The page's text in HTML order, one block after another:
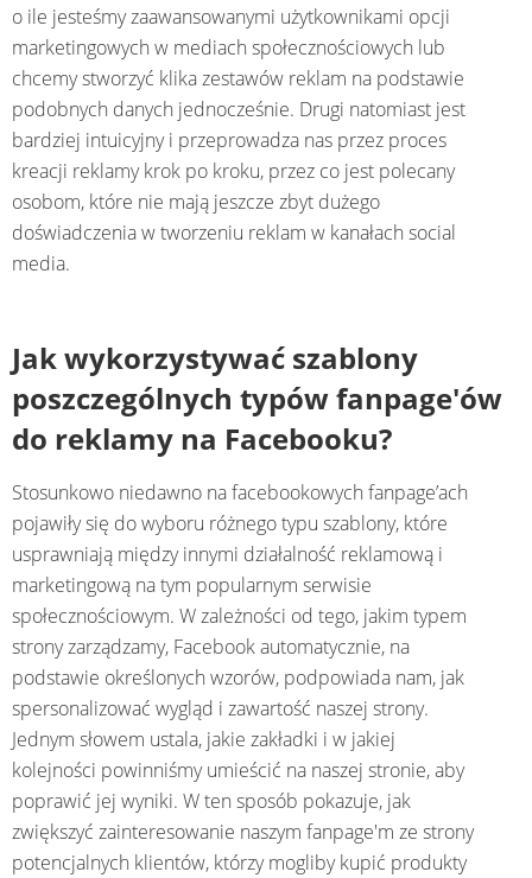
o ile jesteśmy zaawansowanymi użytkownikami opcji
marketingowych w mediach społecznościowych lub
chcemy stworzyć klika zestawów reklam na podstawie
podobnych danych jednocześnie. Drugi natomiast jest
bardziej intuicyjny i przeprowadza nas przez proces
kreacji reklamy krok po kroku, przez co jest polecany
osobom, które nie mają jeszcze zbyt dużego
doświadczenia w tworzeniu reklam w kanałach social
media.
Jak wykorzystywać szablony
poszczególnych typów fanpage'ów
do reklamy na Facebooku?
Stosunkowo niedawno na facebookowych fanpage’ach
pojawiły się do wyboru różnego typu szablony, które
usprawniają między innymi działalność reklamową i
marketingową na tym popularnym serwisie
społecznościowym. W zależności od tego, jakim typem
strony zarządzamy, Facebook automatycznie, na
podstawie określonych wzorów, podpowiada nam, jak
spersonalizować wygląd i zawartość naszej strony.
Jednym słowem ustala, jakie zakładki i w jakiej
kolejności powinniśmy umieścić na naszej stronie, aby
poprawić jej wyniki. W ten sposób pokazuje, jak
zwiększyć zainteresowanie naszym fanpage'm ze strony
potencjalnych klientów, którzy mogliby kupić produkty